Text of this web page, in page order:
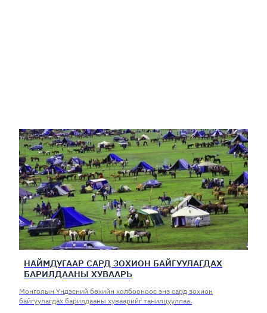
НАЙМДУГААР САРД ЗОХИОН БАЙГУУЛАГДАХ
БАРИЛДААНЫ ХУВААРЬ
Монголын Үндэсний бөхийн холбооноос энэ сард зохион
байгуулагдах барилдааны хуваарийг танилцууллаа.